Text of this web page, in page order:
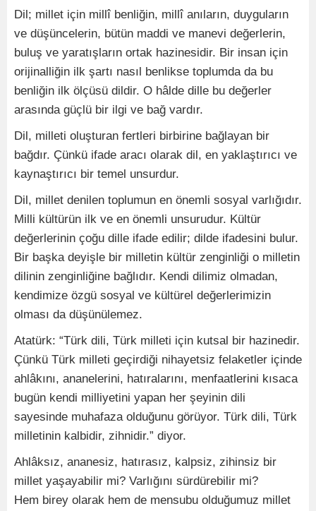
Dil; millet için millî benliğin, millî anıların, duyguların
ve düşüncelerin, bütün maddi ve manevi değerlerin,
buluş ve yaratışların ortak hazinesidir. Bir insan için
orijinalliğin ilk şartı nasıl benlikse toplumda da bu
benliğin ilk ölçüsü dildir. O hâlde dille bu değerler
arasında güçlü bir ilgi ve bağ vardır.
Dil, milleti oluşturan fertleri birbirine bağlayan bir
bağdır. Çünkü ifade aracı olarak dil, en yaklaştırıcı ve
kaynaştırıcı bir temel unsurdur.
Dil, millet denilen toplumun en önemli sosyal varlığıdır.
Milli kültürün ilk ve en önemli unsurudur. Kültür
değerlerinin çoğu dille ifade edilir; dilde ifadesini bulur.
Bir başka deyişle bir milletin kültür zenginliği o milletin
dilinin zenginliğine bağlıdır. Kendi dilimiz olmadan,
kendimize özgü sosyal ve kültürel değerlerimizin
olması da düşünülemez.
Atatürk: “Türk dili, Türk milleti için kutsal bir hazinedir.
Çünkü Türk milleti geçirdiği nihayetsiz felaketler içinde
ahlâkını, ananelerini, hatıralarını, menfaatlerini kısaca
bugün kendi milliyetini yapan her şeyi­nin dili
sayesinde muhafaza olduğunu görüyor. Türk dili, Türk
milletinin kalbidir, zihnidir.” diyor.
Ahlâksız, ananesiz, hatırasız, kalpsiz, zihinsiz bir
millet yaşayabilir mi? Varlığını sürdürebilir mi?
Hem birey olarak hem de mensubu olduğumuz millet